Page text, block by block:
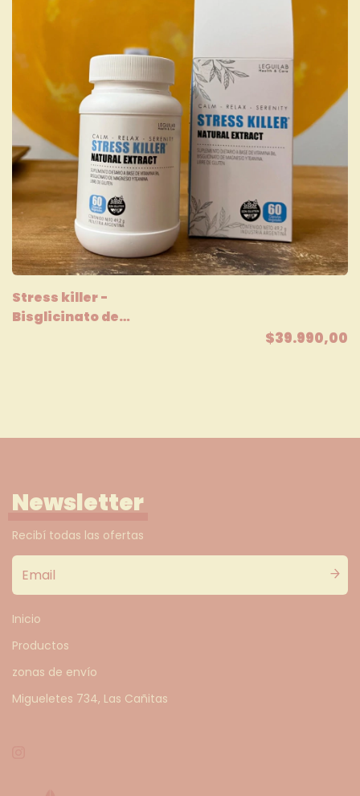
Stress killer -
Bisglicinato de
$39.990,00
Newsletter
Recibí todas las ofertas
Inicio
Productos
zonas de envío
Migueletes 734, Las Cañitas